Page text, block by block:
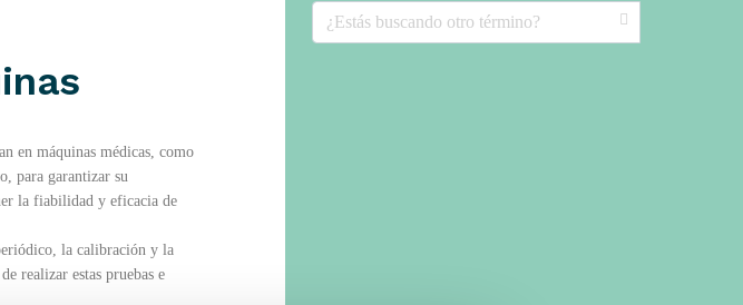
en máquinas médicas, como
para garantizar su
la fiabilidad y eficacia de
la calibración y la
realizar estas pruebas e